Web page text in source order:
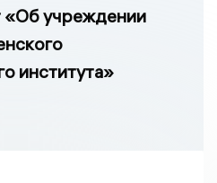
«Об учреждении
института»